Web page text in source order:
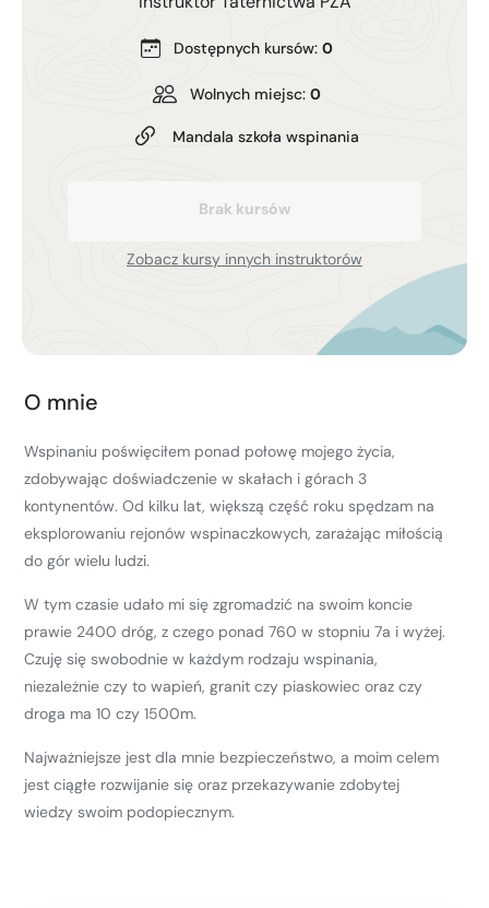
Dostępnych kursów: 0
Wolnych miejsc: 0
Mandala szkoła wspinania
Brak kursów
Zobacz kursy innych instruktorów
O mnie
Wspinaniu poświęciłem ponad połowę mojego życia,
zdobywając doświadczenie w skałach i górach 3
kontynentów. Od kilku lat, większą część roku spędzam na
eksplorowaniu rejonów wspinaczkowych, zarażając miłością
do gór wielu ludzi.
W tym czasie udało mi się zgromadzić na swoim koncie
prawie 2400 dróg, z czego ponad 760 w stopniu 7a i wyżej.
Czuję się swobodnie w każdym rodzaju wspinania,
niezależnie czy to wapień, granit czy piaskowiec oraz czy
droga ma 10 czy 1500m.
Najważniejsze jest dla mnie bezpieczeństwo, a moim celem
jest ciągłe rozwijanie się oraz przekazywanie zdobytej
wiedzy swoim podopiecznym.
Nie wiesz który wybrać?
Zimowy kurs taternicki
Nie wiesz który wybrać?